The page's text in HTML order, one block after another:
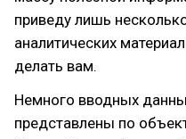
приведу лишь
аналитических
делать вам.
Немного вводных
представлены по